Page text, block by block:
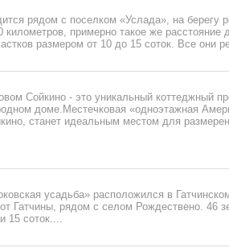
рядом с поселком «Услада», на берегу
примерно такое же расстояние
размером от 10 до 15 соток. Все они
Сойкино - это уникальный коттеджный
доме.Местечковая «одноэтажная
станет идеальным местом для
усадьба» расположился в
Гатчины, рядом с селом Рождествено. 46
15 соток....